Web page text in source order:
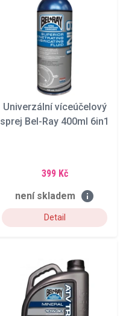
Univerzální víceúčelový
sprej Bel-Ray 400ml 6in1
399 Kč
není skladem info
Detail